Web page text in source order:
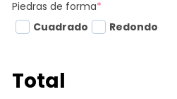
Piedras de forma*
Cuadrado
Redondo
Total